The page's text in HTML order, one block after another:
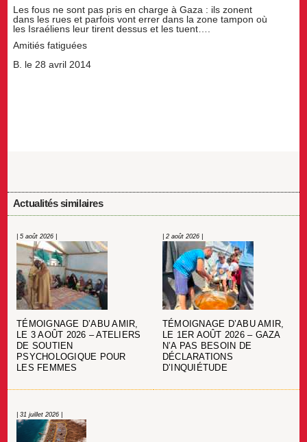
Les fous ne sont pas pris en charge à Gaza : ils zonent
dans les rues et parfois vont errer dans la zone tampon où
les Israéliens leur tirent dessus et les tuent….
Amitiés fatiguées
B. le 28 avril 2014
Actualités similaires
| 5 août 2026 |
TÉMOIGNAGE D’ABU AMIR,
LE 3 AOÛT 2026 – ATELIERS
DE SOUTIEN
PSYCHOLOGIQUE POUR
LES FEMMES
| 2 août 2026 |
TÉMOIGNAGE D’ABU AMIR,
LE 1ER AOÛT 2026 – GAZA
N’A PAS BESOIN DE
DÉCLARATIONS
D’INQUIÉTUDE
| 31 juillet 2026 |